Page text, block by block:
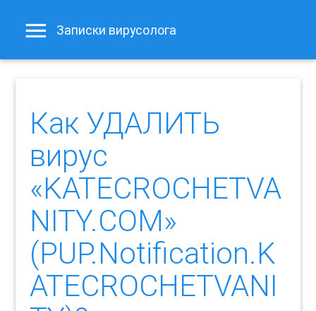
Записки вирусолога
Как УДАЛИТЬ
вирус
«KATECROCHETVA
NITY.COM»
(PUP.Notification.K
ATECROCHETVANI